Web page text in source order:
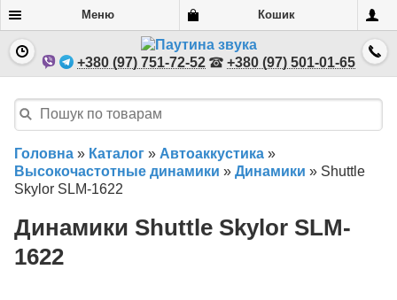
Меню Кошик
+380 (97) 751-72-52 +380 (97) 501-01-65
Головна » Каталог » Автоаккустика »
Высокочастотные динамики » Динамики » Shuttle
Skylor SLM-1622
Динамики Shuttle Skylor SLM-
1622